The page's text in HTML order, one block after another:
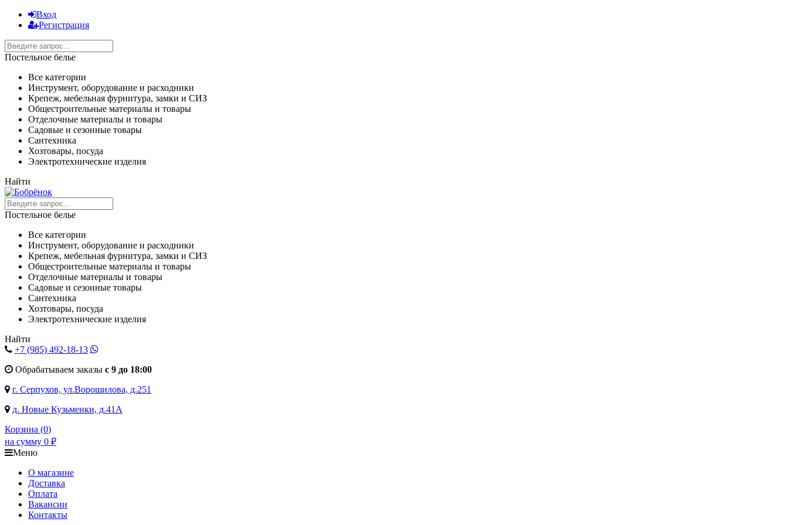
Вход
Регистрация
Постельное белье
Все категории
Инструмент, оборудование и расходники
Крепеж, мебельная фурнитура, замки и СИЗ
Общестроительные материалы и товары
Отделочные материалы и товары
Садовые и сезонные товары
Сантехника
Хозтовары, посуда
Электротехнические изделия
Найти
Постельное белье
Все категории
Инструмент, оборудование и расходники
Крепеж, мебельная фурнитура, замки и СИЗ
Общестроительные материалы и товары
Отделочные материалы и товары
Садовые и сезонные товары
Сантехника
Хозтовары, посуда
Электротехнические изделия
Найти
+7 (985) 492-18-13
Обрабатываем заказы с 9 до 18:00
г. Серпухов, ул.Ворошилова, д.251
д. Новые Кузьменки, д.41А
Корзина (0)
на сумму 0 ₽
Меню
О магазине
Доставка
Оплата
Вакансии
Контакты